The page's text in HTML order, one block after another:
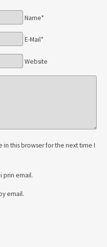
Name*
E-Mail*
Website
this browser for the next time I
prin email.
email.